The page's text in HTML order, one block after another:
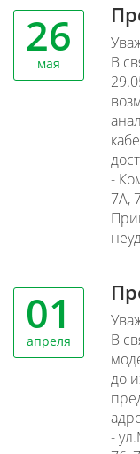
26
мая
В
-
7А,
01
апреля
В
до
-